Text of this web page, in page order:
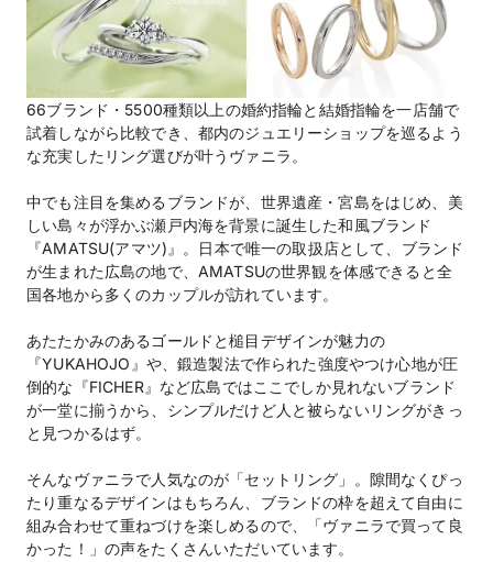
66ブランド・5500種類以上の婚約指輪と結婚指輪を一店舗で
試着しながら比較でき、都内のジュエリーショップを巡るよう
な充実したリング選びが叶うヴァニラ。
中でも注目を集めるブランドが、世界遺産・宮島をはじめ、美
しい島々が浮かぶ瀬戸内海を背景に誕生した和風ブランド
『AMATSU(アマツ)』。日本で唯一の取扱店として、ブランド
が生まれた広島の地で、AMATSUの世界観を体感できると全
国各地から多くのカップルが訪れています。
あたたかみのあるゴールドと槌目デザインが魅力の
『YUKAHOJO』や、鍛造製法で作られた強度やつけ心地が圧
倒的な『FICHER』など広島ではここでしか見れないブランド
が一堂に揃うから、シンプルだけど人と被らないリングがきっ
と見つかるはず。
そんなヴァニラで人気なのが「セットリング」。隙間なくぴっ
たり重なるデザインはもちろん、ブランドの枠を超えて自由に
組み合わせて重ねづけを楽しめるので、「ヴァニラで買って良
かった！」の声をたくさんいただいています。